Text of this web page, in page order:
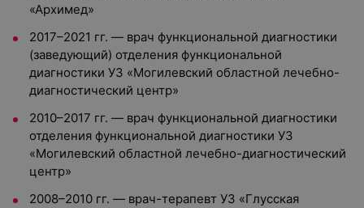
«Архимед»
2017–2021 гг. — врач функциональной диагностики
(заведующий) отделения функциональной
диагностики УЗ «Могилевский областной лечебно-
диагностический центр»
2010–2017 гг. — врач функциональной диагностики
отделения функциональной диагностики УЗ
«Могилевский областной лечебно-диагностический
центр»
2008–2010 гг. — врач-терапевт УЗ «Глусская